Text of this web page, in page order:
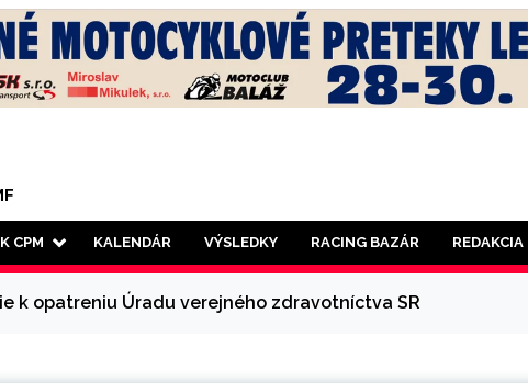
CPM KALENDÁR VÝSLEDKY RACING BAZÁR REDAKCIA
k opatreniu Úradu verejného zdravotníctva SR